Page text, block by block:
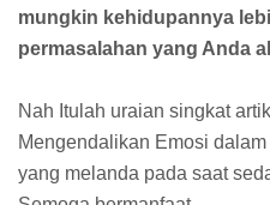
mungkin kehidupannya
permasalahan yang Anda
Nah Itulah uraian singkat
Mengendalikan Emosi
yang melanda pada saat